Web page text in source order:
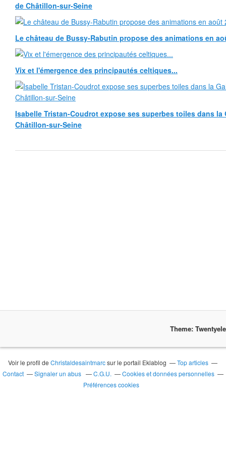
de Châtillon-sur-Seine
Le château de Bussy-Rabutin propose des animations en
Vix et l'émergence des principautés celtiques...
Isabelle Tristan-Coudrot expose ses superbes toiles dans la
Châtillon-sur-Seine
Theme:
Voir le profil deChristaldesaintmarcsur le portail Eklablog
Top articles
Contact
Signaler un abus C.G.U.
Cookies et données personnelles
Préférences cookies